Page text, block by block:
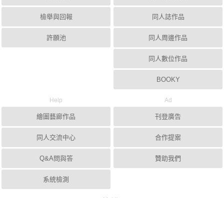
檢舉與回報
許願池
同人誌作品
同人周邊作品
同人數位作品
BOOKY
Help
繪圖藝廊作品
同人交流中心
Q&A問與答
系統檢測
Ad
刊登廣告
合作提案
贊助我們